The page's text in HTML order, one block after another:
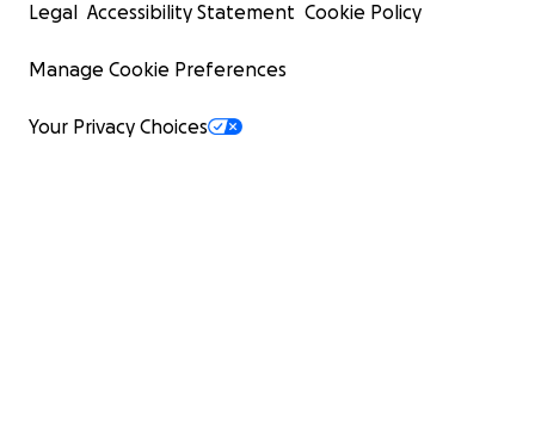
Legal Accessibility Statement Cookie Policy
Manage Cookie Preferences
Your Privacy Choices